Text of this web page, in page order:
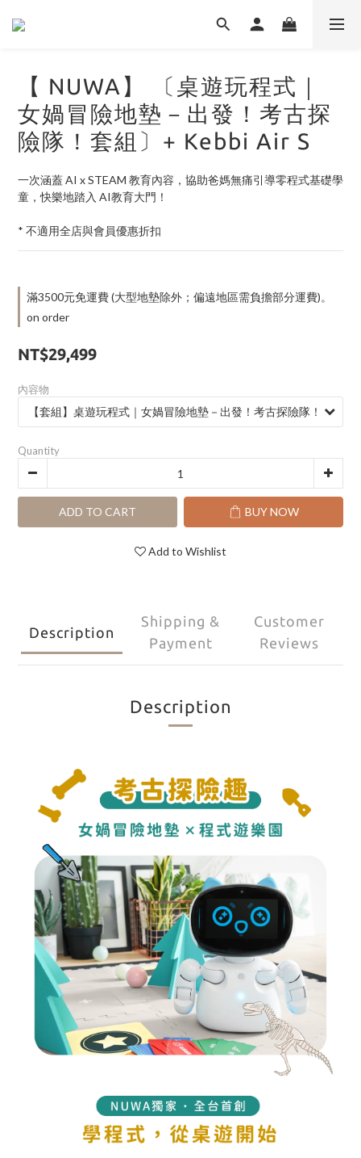
【 NUWA】 〔桌遊玩程式｜
女媧冒險地墊－出發！考古探
險隊！套組〕+ Kebbi Air S
一次涵蓋 AI x STEAM 教育內容，協助爸媽無痛引導零程式基礎學
童，快樂地踏入 AI教育大門！
* 不適用全店與會員優惠折扣
滿3500元免運費 (大型地墊除外；偏遠地區需負擔部分運費)。
on order
NT$29,499
內容物
Quantity
ADD TO CART BUY NOW
Add to Wishlist
Description
Shipping &
Payment
Customer
Reviews
Description